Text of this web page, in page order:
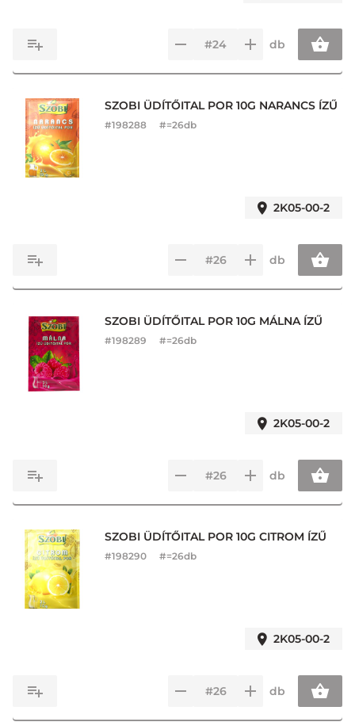
db
SZOBI ÜDÍTŐITAL POR 10G NARANCS ÍZŰ
#198288 #=26db
2K05-00-2
db
SZOBI ÜDÍTŐITAL POR 10G MÁLNA ÍZŰ
#198289 #=26db
2K05-00-2
db
SZOBI ÜDÍTŐITAL POR 10G CITROM ÍZŰ
#198290 #=26db
2K05-00-2
db